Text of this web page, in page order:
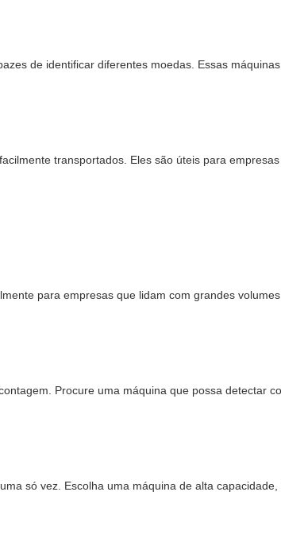
de identificar diferentes moedas. Essas
transportados. Eles são úteis para
para empresas que lidam com grandes
Procure uma máquina que possa detectar
só vez. Escolha uma máquina de alta